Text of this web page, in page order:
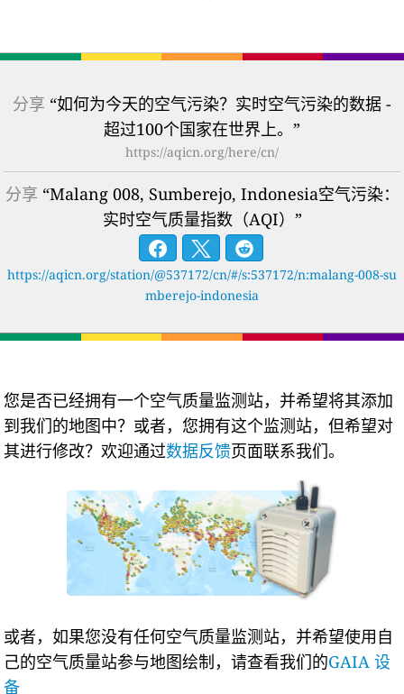
分享 “如何为今天的空气污染？实时空气污染的数据 -
超过100个国家在世界上。”
https://aqicn.org/here/cn/
分享 “Malang 008, Sumberejo, Indonesia空气污染：
实时空气质量指数（AQI）”
https://aqicn.org/station/@537172/cn/#/s:537172/n:malang-008-su
mberejo-indonesia
您是否已经拥有一个空气质量监测站，并希望将其添加
到我们的地图中？或者，您拥有这个监测站，但希望对
其进行修改？欢迎通过数据反馈页面联系我们。
或者，如果您没有任何空气质量监测站，并希望使用自
己的空气质量站参与地图绘制，请查看我们的GAIA 设
备